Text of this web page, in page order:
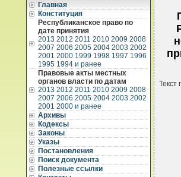
Главная
Конституция
Республиканское право по
дате принятия
2013 2012 2011 2010 2009 2008
2007 2006 2005 2004 2003 2002
2001 2000 1999 1998 1997 1996
1995 1994 и ранее
Правовые акты местных
органов власти по датам
2013 2012 2011 2010 2009 2008
2007 2006 2005 2004 2003 2002
2001 2000 и ранее
Архивы
Кодексы
Законы
Указы
Постановления
Поиск документа
Полезные ссылки
Текст